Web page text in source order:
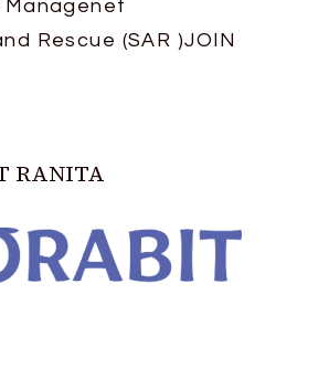
Rescue (SAR )JOIN
RANITA